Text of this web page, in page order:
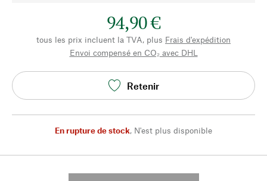
94,90 €
tous les prix incluent la TVA, plus Frais d'expédition
Envoi compensé en CO₂ avec DHL
Retenir
En rupture de stock, N'est plus disponible